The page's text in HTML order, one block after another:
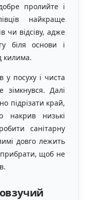
пролийте і
найкраще
чи відсіву, адже
біля основи і
килима.
посуху і чиста
зімкнувся. Далі
підрізати край,
накрив низькі
санітарну
довго лежить
прибрати, щоб не